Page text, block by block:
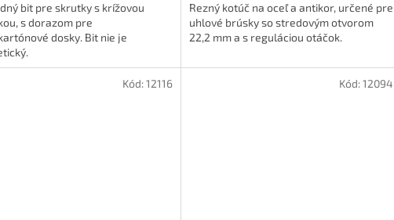
bit pre skrutky s krížovou
s dorazom pre
dosky. Bit nie je
Rezný kotúč na oceľ a antikor, určené pre
uhlové brúsky so stredovým otvorom
22,2 mm a s reguláciou otáčok.
Kód:12116 Kód:12094